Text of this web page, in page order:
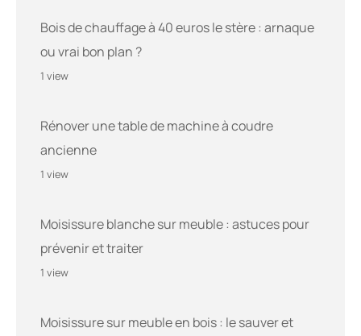
Bois de chauffage à 40 euros le stère : arnaque
ou vrai bon plan ?
1 view
Rénover une table de machine à coudre
ancienne
1 view
Moisissure blanche sur meuble : astuces pour
prévenir et traiter
1 view
Moisissure sur meuble en bois : le sauver et